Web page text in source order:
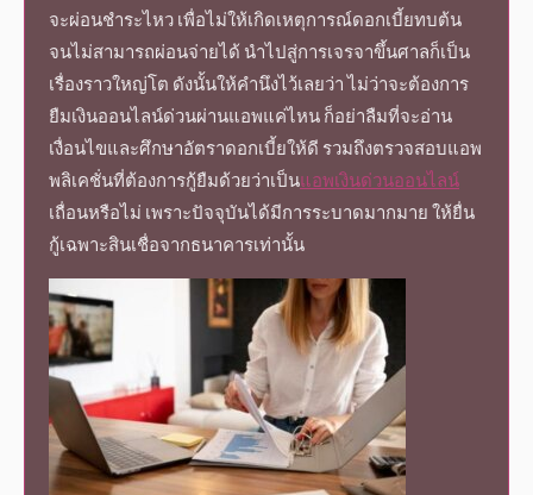
จะผ่อนชำระไหว เพื่อไม่ให้เกิดเหตุการณ์ดอกเบี้ยทบต้น
จนไม่สามารถผ่อนจ่ายได้ นำไปสู่การเจรจาขึ้นศาลก็เป็น
เรื่องราวใหญ่โต ดังนั้นให้คำนึงไว้เลยว่า ไม่ว่าจะต้องการ
ยืมเงินออนไลน์ด่วนผ่านแอพแค่ไหน ก็อย่าลืมที่จะอ่าน
เงื่อนไขและศึกษาอัตราดอกเบี้ยให้ดี รวมถึงตรวจสอบแอพ
พลิเคชั่นที่ต้องการกู้ยืมด้วยว่าเป็นแอพเงินด่วนออนไลน์
เถื่อนหรือไม่ เพราะปัจจุบันได้มีการระบาดมากมาย ให้ยื่น
กู้เฉพาะสินเชื่อจากธนาคารเท่านั้น